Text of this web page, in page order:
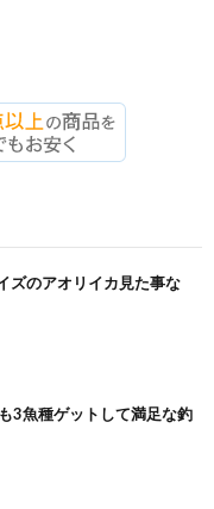
ズのアオリイカ見た事な
3魚種ゲットして満足な釣